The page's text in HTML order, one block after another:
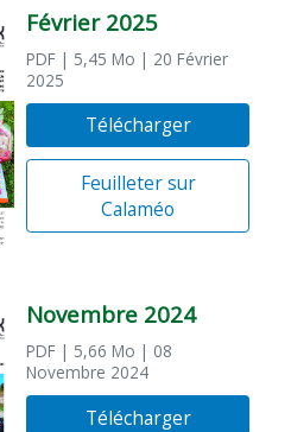
Février 2025
PDF | 5,45 Mo | 20 Février
2025
Télécharger
Feuilleter sur
Calaméo
Novembre 2024
PDF | 5,66 Mo | 08
Novembre 2024
Télécharger